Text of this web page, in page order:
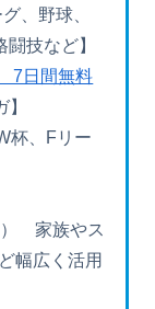
、野球、
技など】
7日間無料
杯、Fリー
家族やス
幅広く活用